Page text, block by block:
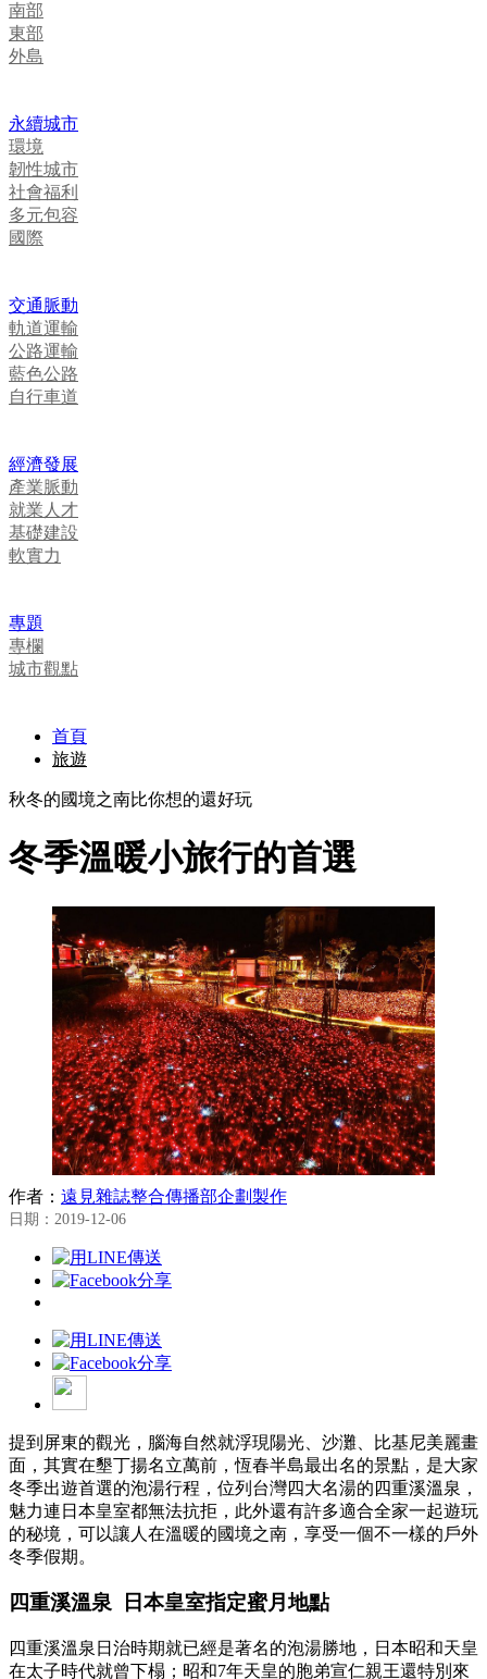
南部
東部
外島
永續城市
環境
韌性城市
社會福利
多元包容
國際
交通脈動
軌道運輸
公路運輸
藍色公路
自行車道
經濟發展
產業脈動
就業人才
基礎建設
軟實力
專題
專欄
城市觀點
首頁
旅遊
秋冬的國境之南比你想的還好玩
冬季溫暖小旅行的首選
作者： 遠見雜誌整合傳播部企劃製作
日期：2019-12-06
提到屏東的觀光，腦海自然就浮現陽光、沙灘、比基尼美麗畫
面，其實在墾丁揚名立萬前，恆春半島最出名的景點，是大家
冬季出遊首選的泡湯行程，位列台灣四大名湯的四重溪溫泉，
魅力連日本皇室都無法抗拒，此外還有許多適合全家一起遊玩
的秘境，可以讓人在溫暖的國境之南，享受一個不一樣的戶外
冬季假期。
四重溪溫泉 日本皇室指定蜜月地點
四重溪溫泉日治時期就已經是著名的泡湯勝地，日本昭和天皇
在太子時代就曾下榻；昭和7年天皇的胞弟宣仁親王還特別來